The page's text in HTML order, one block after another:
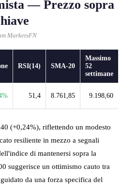
— Prezzo sopra
MarketsFN
RSI(14) SMA-20
Massimo
52
settimane
51,4 8.761,85 9.198,60
(+0,24%), riflettendo un modesto
resiliente in mezzo a segnali
di mantenersi sopra la
suggerisce un ottimismo cauto tra
da una forza specifica del